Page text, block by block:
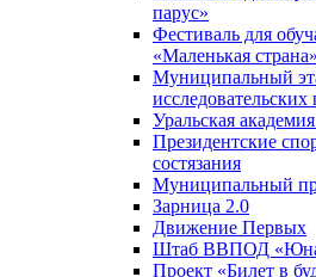
парус»
Фестиваль для
«Маленькая страна»
Муниципальный
исследовательских
Уральская
Президентские
состязания
Муниципальный
Зарница 2.0
Движение Первых
Штаб ВВПОД
Проект «Билет в